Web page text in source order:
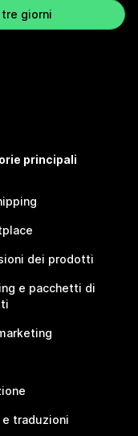
giorni
principali
dei prodotti
e pacchetti di
traduzioni